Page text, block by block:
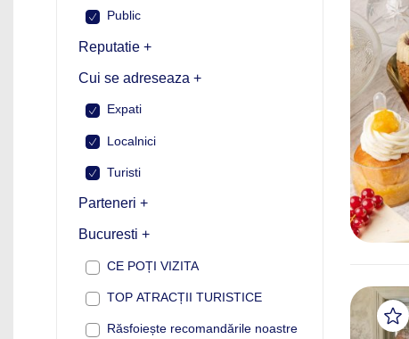
Public
Reputatie +
Cui se adreseaza +
Expati
Localnici
Turisti
Parteneri +
Bucuresti +
CE POȚI VIZITA
TOP ATRACȚII TURISTICE
Răsfoiește recomandările noastre